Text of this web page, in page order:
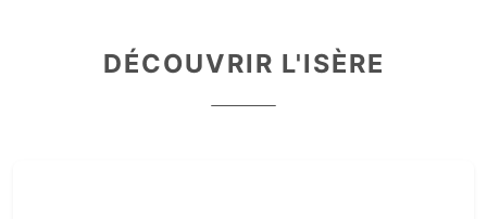
DÉCOUVRIR L'ISÈRE